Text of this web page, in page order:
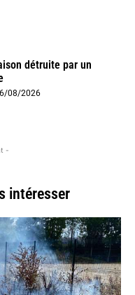
détruite par un
08/2026
-
intéresser